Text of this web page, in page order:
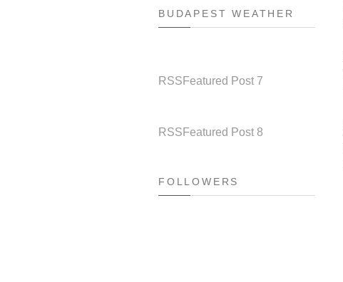
BUDAPEST WEATHER
RSS Featured Post 7
RSS Featured Post 8
FOLLOWERS